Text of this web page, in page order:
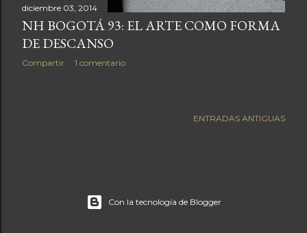
diciembre 03, 2014
NH BOGOTÁ 93: EL ARTE COMO FORMA
DE DESCANSO
Compartir 1 comentario
ENTRADAS ANTIGUAS
Con la tecnología de Blogger